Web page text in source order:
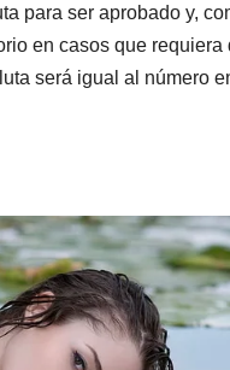
para ser aprobado y,
en casos que
será igual al número